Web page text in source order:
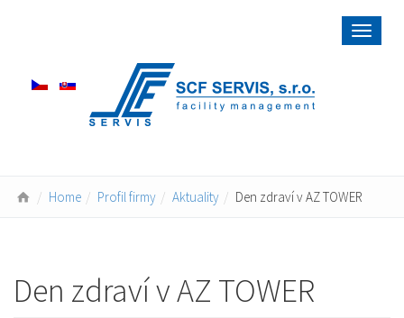
Home Profil firmy Aktuality Den zdraví v AZ TOWER
Den zdraví v AZ TOWER
Toggle